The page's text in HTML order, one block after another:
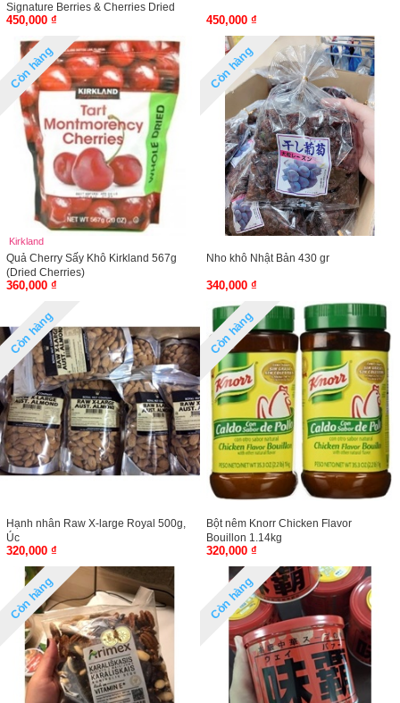
Signature Berries & Cherries Dried
Fruit Blend 567g
450,000 ₫ 450,000 ₫
Còn hàng
Kirkland
Quả Cherry Sấy Khô Kirkland 567g
(Dried Cherries)
360,000 ₫
Còn hàng
Nho khô Nhật Bản 430 gr
340,000 ₫
Còn hàng
Hạnh nhân Raw X-large Royal 500g,
Úc
320,000 ₫
Còn hàng
Bột nêm Knorr Chicken Flavor
Bouillon 1.14kg
320,000 ₫
Còn hàng Còn hàng